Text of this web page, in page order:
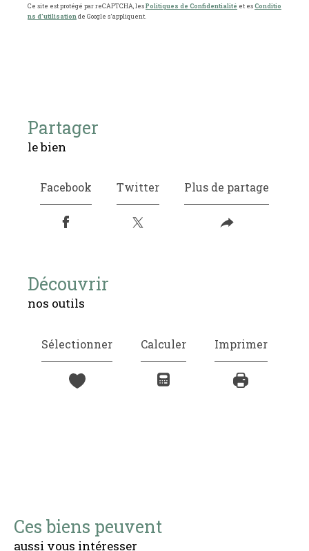
Ce site est protégé par reCAPTCHA, lesPolitiques de Confidentialité et esConditio
ns d'utilisation de Google s'appliquent.
partager
le bien
Facebook Twitter Plus de partage
découvrir
nos outils
Sélectionner Calculer Imprimer
Ces biens peuvent
aussi vous intéresser